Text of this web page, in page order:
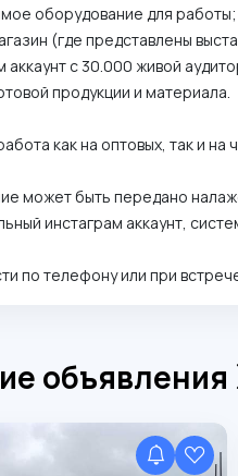
оборудование для работы;⁣⁣⠀
(где представлены
аккаунт с 30.000 живой
продукции и материала.⁣⁣⠀
как на оптовых, так и на
может быть передано
инстаграм аккаунт,
по телефону или при
объявления